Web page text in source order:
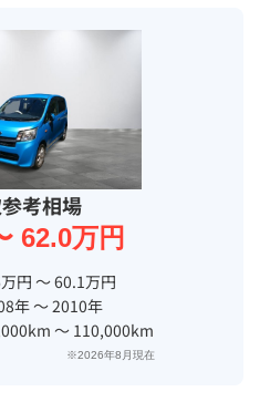
考相場
62.0万円
円 〜 60.1万円
年 〜 2010年
〜 110,000km
※2026年8月現在